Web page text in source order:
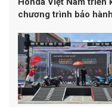
chương trình bảo